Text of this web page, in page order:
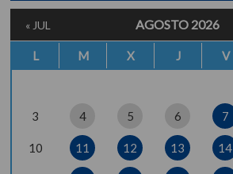
AGOSTO 2026
L M X J V
3 4 5 6 7
10 11 12 13 14
« JUL